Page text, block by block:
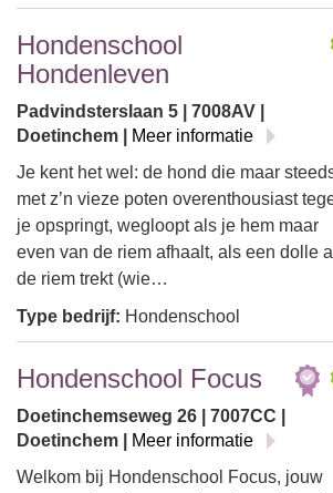
Hondenschool
Hondenleven
Padvindsterslaan 5 | 7008AV |
Doetinchem |
Meer informatie
Je kent het wel: de hond die maar
met z’n vieze poten overenthousiast
je opspringt, wegloopt als je hem maar
even van de riem afhaalt, als een dolle
de riem trekt (wie…
Type bedrijf: Hondenschool
Hondenschool Focus
Doetinchemseweg 26 | 7007CC |
Doetinchem |
Meer informatie
Welkom bij Hondenschool Focus, jouw